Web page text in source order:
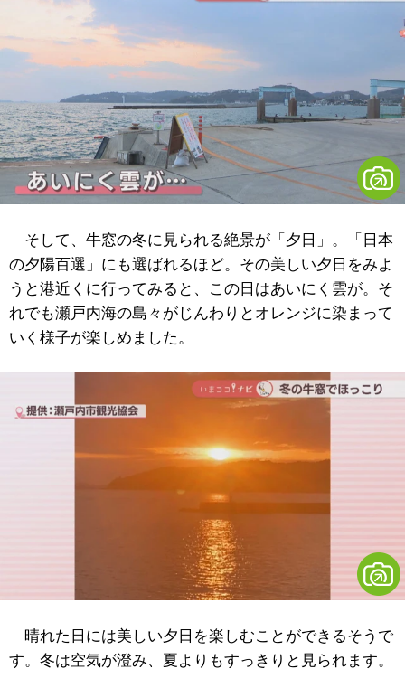
そして、牛窓の冬に見られる絶景が「夕日」。「日本
の夕陽百選」にも選ばれるほど。その美しい夕日をみよ
うと港近くに行ってみると、この日はあいにく雲が。そ
れでも瀬戸内海の島々がじんわりとオレンジに染まって
いく様子が楽しめました。
晴れた日には美しい夕日を楽しむことができるそうで
す。冬は空気が澄み、夏よりもすっきりと見られます。